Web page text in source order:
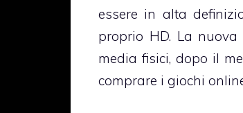
essere in alta
proprio HD. La
media fisici, dopo il
comprare i giochi